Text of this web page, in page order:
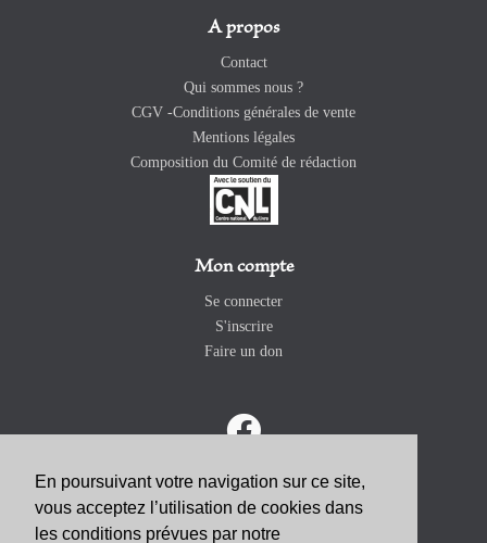
En poursuivant votre navigation sur ce site,
vous acceptez l’utilisation de cookies dans
les conditions prévues par notre
A propos
Contact
Qui sommes nous ?
CGV -Conditions générales de vente
Mentions légales
Composition du Comité de rédaction
Mon compte
Se connecter
S'inscrire
Faire un don
ABONNEZ-VOUS